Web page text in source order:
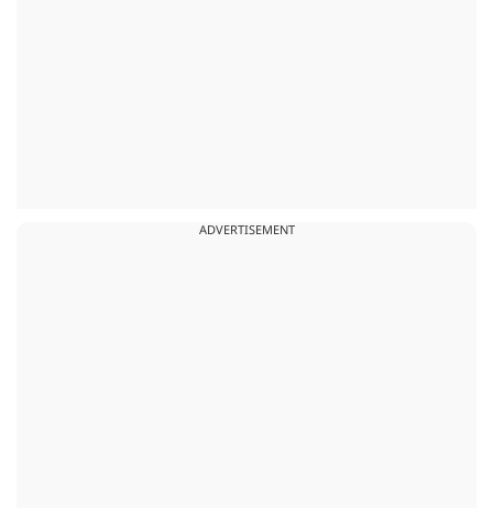
ADVERTISEMENT